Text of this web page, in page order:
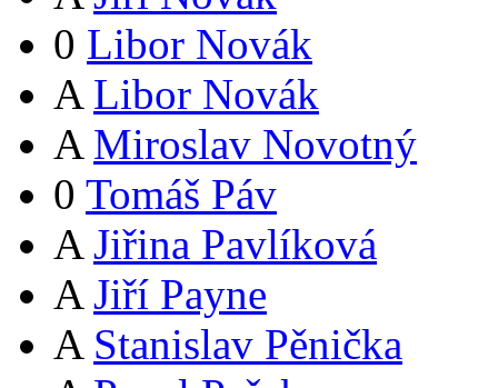
0 Libor Novák
A Libor Novák
A Miroslav Novotný
0 Tomáš Páv
A Jiřina Pavlíková
A Jiří Payne
A Stanislav Pěnička